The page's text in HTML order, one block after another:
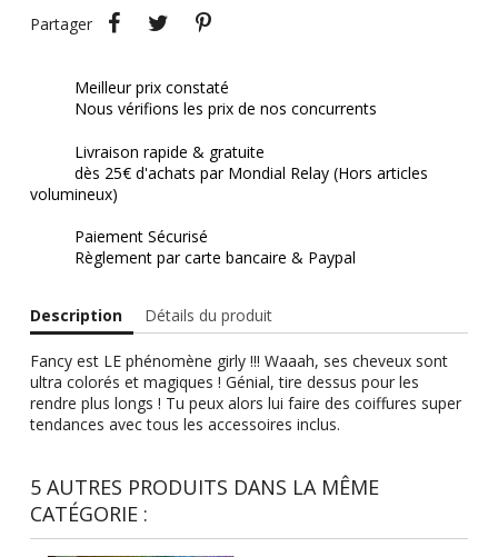
Partager
PartagerTweet
Meilleur prix constaté
Nous vérifions les prix de nos concurrents
Livraison rapide & gratuite
dès 25€ d'achats par Mondial Relay (Hors articles
volumineux)
Paiement Sécurisé
Règlement par carte bancaire & Paypal
Description Détails du produit
Fancy est LE phénomène girly !!! Waaah, ses cheveux sont
ultra colorés et magiques ! Génial, tire dessus pour les
rendre plus longs ! Tu peux alors lui faire des coiffures super
tendances avec tous les accessoires inclus.
5 AUTRES PRODUITS DANS LA MÊME
CATÉGORIE :